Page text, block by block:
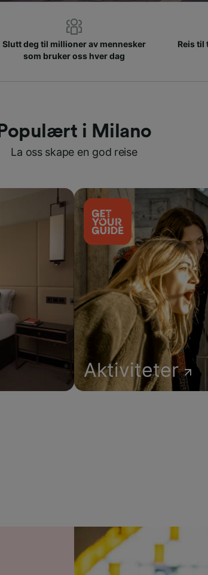
Slutt deg til millioner av mennesker
som bruker oss hver dag
Reis til
Populært i Milano
La oss skape en god reise
Aktiviteter